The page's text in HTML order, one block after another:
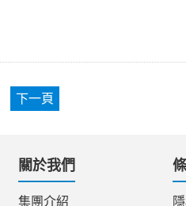
下一頁
關於我們
集團介紹